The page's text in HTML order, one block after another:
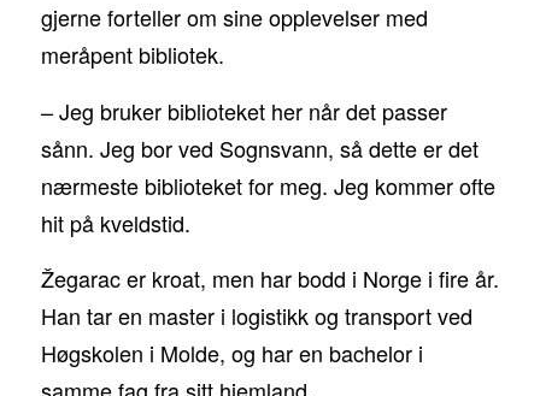
gjerne forteller om sine opplevelser med
meråpent bibliotek.
– Jeg bruker biblioteket her når det passer
sånn. Jeg bor ved Sognsvann, så dette er det
nærmeste biblioteket for meg. Jeg kommer ofte
hit på kveldstid.
Žegarac er kroat, men har bodd i Norge i fire år.
Han tar en master i logistikk og transport ved
Høgskolen i Molde, og har en bachelor i